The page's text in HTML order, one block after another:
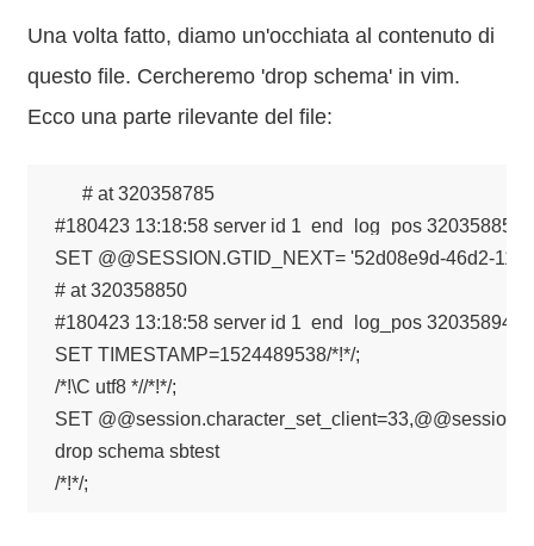
Una volta fatto, diamo un'occhiata al contenuto di
questo file. Cercheremo 'drop schema' in vim.
Ecco una parte rilevante del file:
# at 320358785
#180423 13:18:58 server id 1  end_log_pos
SET @@SESSION.GTID_NEXT= '52d08e9d-46d2-
# at 320358850
#180423 13:18:58 server id 1  end_log_pos
SET TIMESTAMP=1524489538/*!*/;
/*!\C utf8 *//*!*/;
SET
drop schema sbtest
/*!*/;